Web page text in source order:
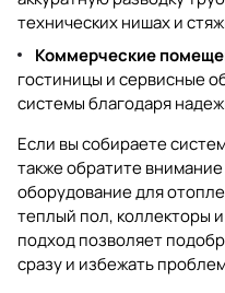
технических нишах и
Коммерческие
гостиницы и сервисные
системы благодаря
Если вы собираете
также обратите
оборудование для
теплый пол, коллекторы и
подход позволяет
сразу и избежать